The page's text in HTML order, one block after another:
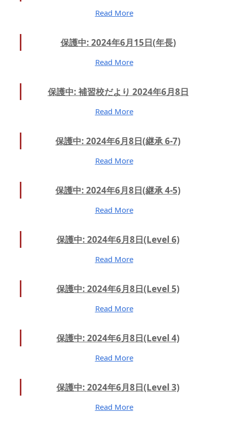
Read More
保護中: 2024年6月15日(年長)
Read More
保護中: 補習校だより 2024年6月8日
Read More
保護中: 2024年6月8日(継承 6-7)
Read More
保護中: 2024年6月8日(継承 4-5)
Read More
保護中: 2024年6月8日(Level 6)
Read More
保護中: 2024年6月8日(Level 5)
Read More
保護中: 2024年6月8日(Level 4)
Read More
保護中: 2024年6月8日(Level 3)
Read More